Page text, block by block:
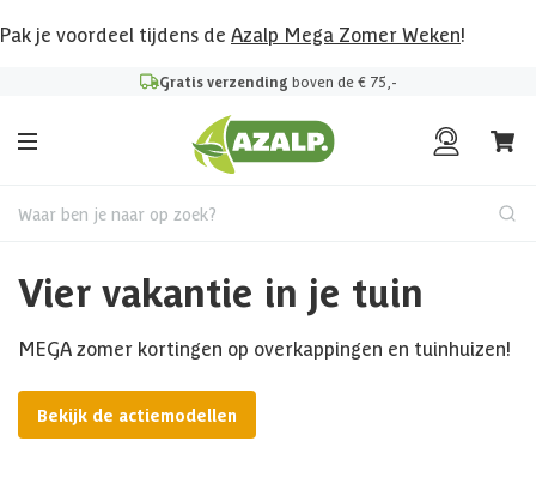
Pak je voordeel tijdens de Azalp Mega Zomer Weken!
Gratis verzending boven de € 75,-
Waar ben je naar op zoek?
Vier vakantie in je tuin
MEGA zomer kortingen op overkappingen en tuinhuizen!
Bekijk de actiemodellen